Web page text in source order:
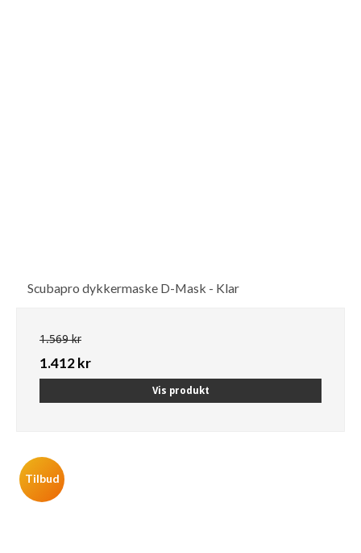
Scubapro dykkermaske D-Mask - Klar
1.569 kr
1.412 kr
Vis produkt
Tilbud